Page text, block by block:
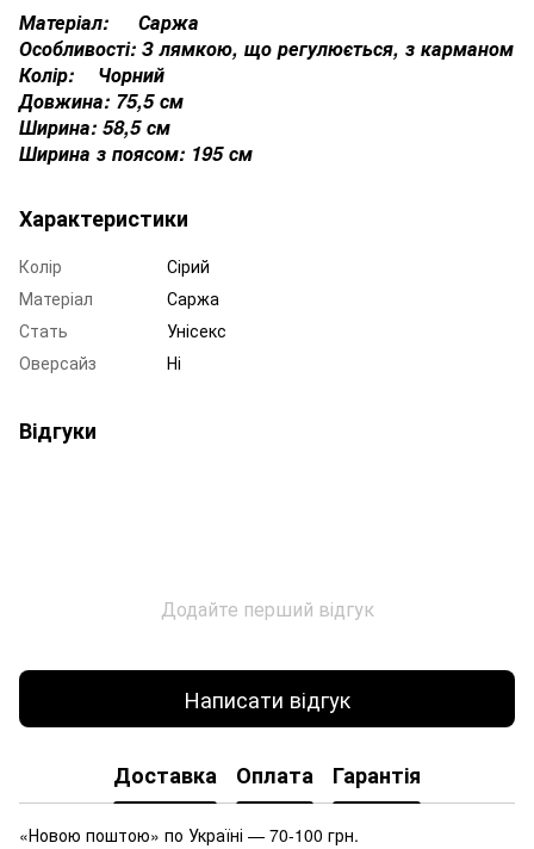
Матеріал: Саржа
Особливості: З лямкою, що регулюється, з карманом
Колір: Чорний
Довжина: 75,5 см
Ширина: 58,5 см
Ширина з поясом: 195 см
Характеристики
Колір
Сірий
Матеріал
Саржа
Стать
Унісекс
Оверсайз
Ні
Відгуки
Додайте перший відгук
Написати відгук
Доставка Оплата Гарантія
«Новою поштою» по Україні — 70-100 грн.